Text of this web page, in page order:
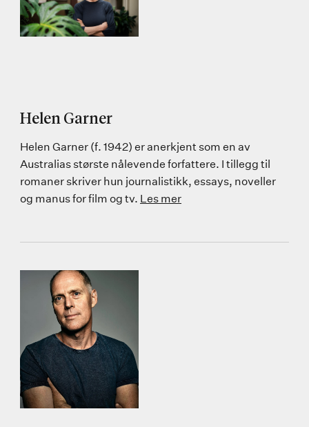
Helen Garner
Helen Garner (f. 1942) er anerkjent som en av
Australias største nålevende forfattere. I tillegg til
romaner skriver hun journalistikk, essays, noveller
og manus for film og tv. Les mer